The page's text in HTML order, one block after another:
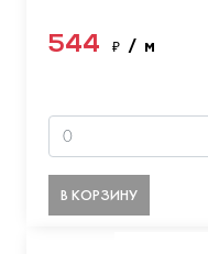
544 ₽ / м
В КОРЗИНУ